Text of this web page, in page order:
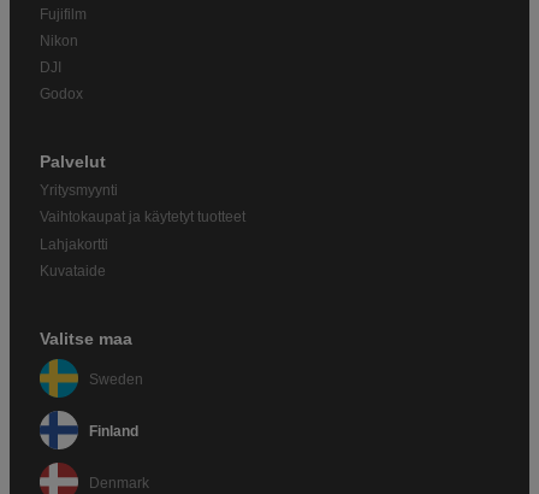
Fujifilm
Nikon
DJI
Godox
Palvelut
Yritysmyynti
Vaihtokaupat ja käytetyt tuotteet
Lahjakortti
Kuvataide
Valitse maa
Sweden
Finland
Denmark